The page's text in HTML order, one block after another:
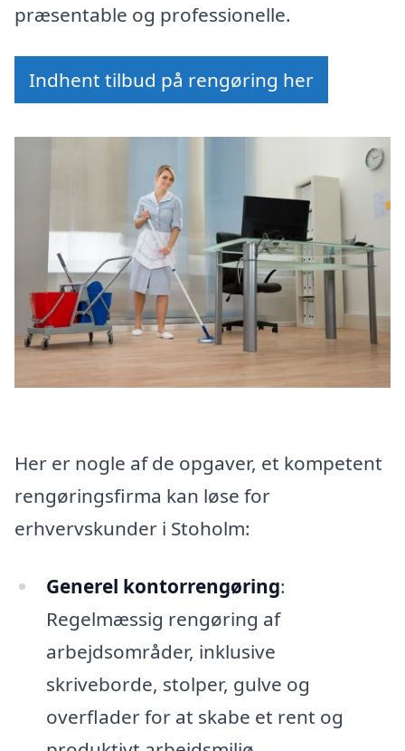
præsentable og professionelle.
Indhent tilbud på rengøring her
Her er nogle af de opgaver, et kompetent
rengøringsfirma kan løse for
erhvervskunder i Stoholm:
Generel kontorrengøring:
Regelmæssig rengøring af
arbejdsområder, inklusive
skriveborde, stolper, gulve og
overflader for at skabe et rent og